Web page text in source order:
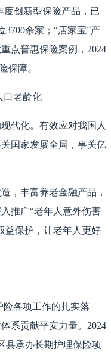
度创新型保险产品，已
3700余家；“店家宝”产
点普惠保险案例，2024
保障。
口老龄化
代化。有效应对我国人
国家发展全局，事关亿
，丰富养老金融产品，
推广“老年人意外伤害
益保护，让老年人更好
各项工作的扎实落
系贡献平安力量。2024
县承办长期护理保险项